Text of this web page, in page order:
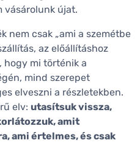
vásárolunk újat.
nem csak „ami a szemétbe
az előállításhoz
hogy mi történik a
mind szerepet
elveszni a részletekben.
elv: utasítsuk vissza,
amit
ami értelmes, és csak